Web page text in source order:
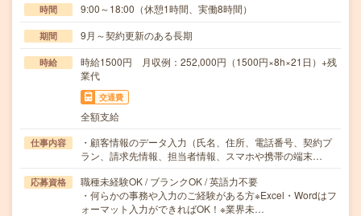
時間 9:00～18:00（休憩1時間、実働8時間）
期間 9月～契約更新のある長期
時給
時給1500円 月収例：252,000円（1500円×8h×21日）+残
業代
交通費
全額支給
仕事内容
・顧客情報のデータ入力（氏名、住所、電話番号、契約プ
ラン、請求先情報、担当者情報、スマホや携帯の端末…
応募資格
職種未経験OK / ブランクOK / 英語力不要
・何らかの事務や入力のご経験がある方※Excel・Wordはフ
ォーマット入力ができればOK！※業界未…